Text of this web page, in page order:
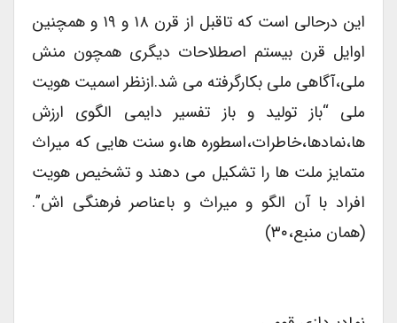
این درحالی است که تاقبل از قرن ۱۸ و ۱۹ و همچنین
اوایل قرن بیستم اصطلاحات دیگری همچون منش
ملی،آگاهی ملی بکارگرفته می شد.ازنظر اسمیت هویت
ملی “باز تولید و باز تفسیر دایمی الگوی ارزش
ها،نمادها،خاطرات،اسطوره ها،و سنت هایی که میراث
متمایز ملت ها را تشکیل می دهند و تشخیص هویت
افراد با آن الگو و میراث و باعناصر فرهنگی اش”.
(همان منبع،۳۰)